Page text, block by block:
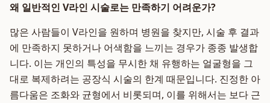
왜 일반적인 V라인 시술로는 만족하기 어려운가?
많은 사람들이 V라인을 원하며 병원을 찾지만, 시술 후 결과
에 만족하지 못하거나 어색함을 느끼는 경우가 종종 발생합
니다. 이는 개인의 특성을 무시한 채 유행하는 얼굴형을 그
대로 복제하려는 공장식 시술의 한계 때문입니다. 진정한 아
름다움은 조화와 균형에서 비롯되며, 이를 위해서는 보다 근